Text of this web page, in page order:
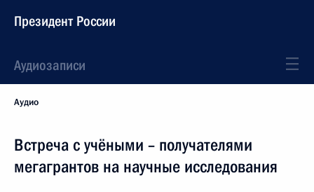
Президент России
Аудиозаписи
Аудио
Встреча с учёными – получателями
мегагрантов на научные исследования